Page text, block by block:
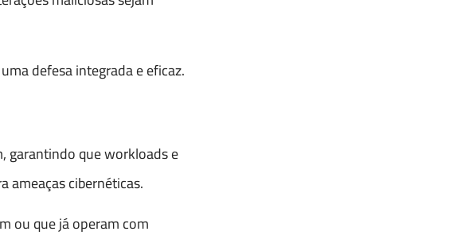
defesa integrada e eficaz.
garantindo que workloads e
ameaças cibernéticas.
ou que já operam com